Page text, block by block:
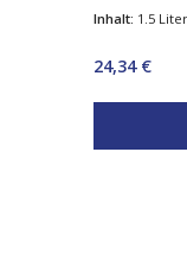
kraftvoller
Inhalt: 1.5 Liter
Regulärer
24,34 €